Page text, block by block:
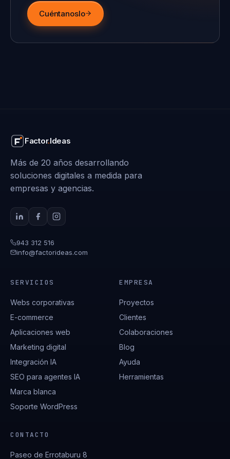
Cuéntanoslo
Factor.Ideas
Más de 20 años desarrollando
soluciones digitales a medida para
empresas y agencias.
943 312 516
info@factorideas.com
SERVICIOS
Webs corporativas
E-commerce
Aplicaciones web
Marketing digital
Integración IA
SEO para agentes IA
Marca blanca
Soporte WordPress
EMPRESA
Proyectos
Clientes
Colaboraciones
Blog
Ayuda
Herramientas
CONTACTO
Paseo de Errotaburu 8